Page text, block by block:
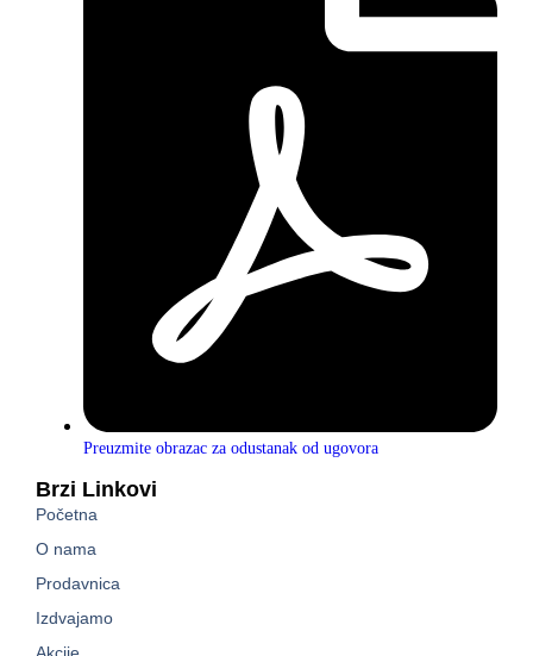
Preuzmite obrazac za odustanak od ugovora
Brzi Linkovi
Početna
O nama
Prodavnica
Izdvajamo